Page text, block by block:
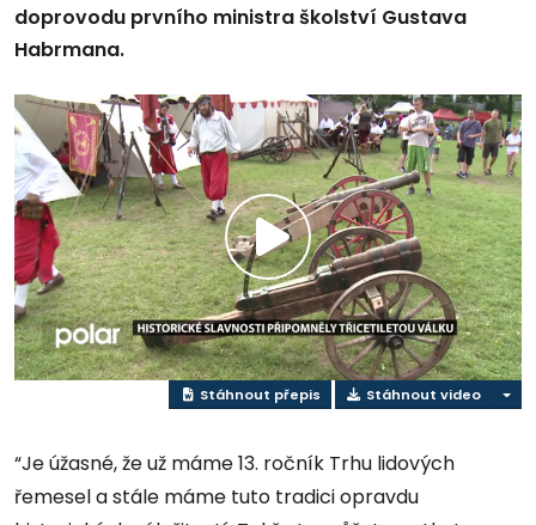
doprovodu prvního ministra školství Gustava
Habrmana.
Přehrát
video
Stáhnout přepis Stáhnout video
“Je úžasné, že už máme 13. ročník Trhu lidových
řemesel a stále máme tuto tradici opravdu